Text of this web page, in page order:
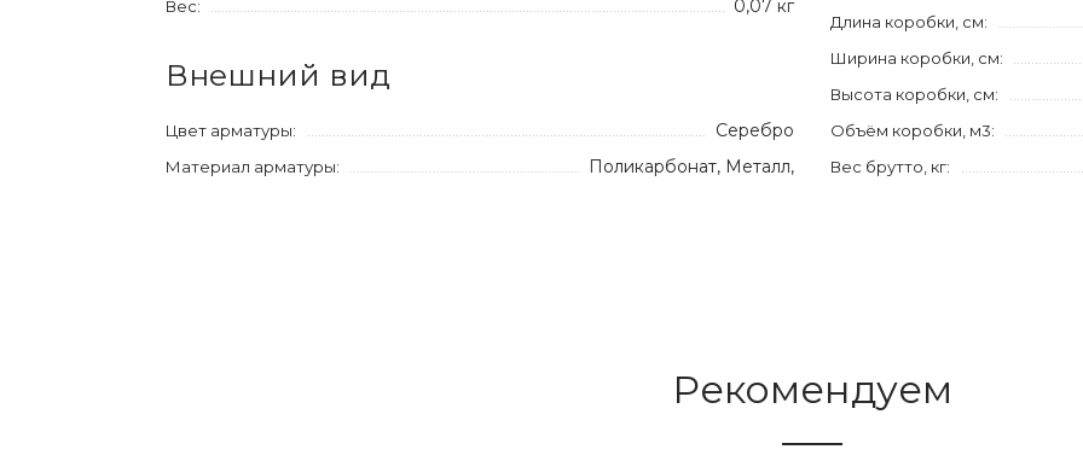
Вес: 0,07 кг
Внешний вид
Цвет арматуры: Серебро
Материал арматуры: Поликарбонат, Металл,
Длина коробки, см:
Ширина коробки, см:
Высота коробки, см:
Объём коробки, м3:
Вес брутто, кг:
Рекомендуем